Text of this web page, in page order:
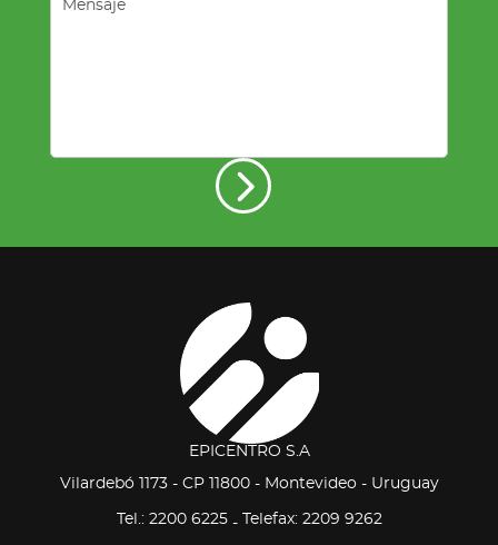
EPICENTRO S.A
Vilardebó 1173 - CP 11800 - Montevideo - Uruguay
Tel.: 2200 6225- Telefax: 2209 9262